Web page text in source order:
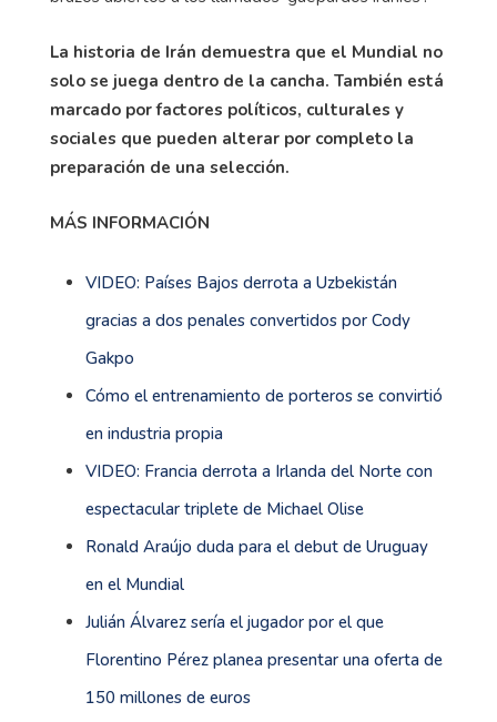
La historia de Irán demuestra que el Mundial no
solo se juega dentro de la cancha. También está
marcado por factores políticos, culturales y
sociales que pueden alterar por completo la
preparación de una selección.
MÁS INFORMACIÓN
VIDEO: Países Bajos derrota a Uzbekistán
gracias a dos penales convertidos por Cody
Gakpo
Cómo el entrenamiento de porteros se convirtió
en industria propia
VIDEO: Francia derrota a Irlanda del Norte con
espectacular triplete de Michael Olise
Ronald Araújo duda para el debut de Uruguay
en el Mundial
Julián Álvarez sería el jugador por el que
Florentino Pérez planea presentar una oferta de
150 millones de euros